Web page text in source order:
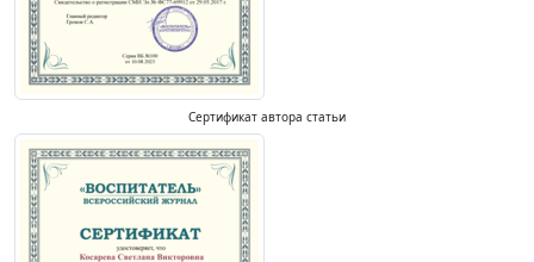
Сертификат автора статьи